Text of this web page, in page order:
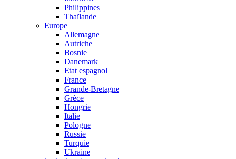
Philippines
Thaïlande
Europe
Allemagne
Autriche
Bosnie
Danemark
Etat espagnol
France
Grande-Bretagne
Grèce
Hongrie
Italie
Pologne
Russie
Turquie
Ukraine